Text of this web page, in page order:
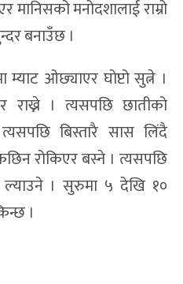
मनोदशालाई राम्रो
बनाउँछ ।
म्याट ओछ्याएर घोप्टो सुत्ने ।
राख्ने । त्यसपछि छातीको
बिस्तारै सास लिंदै
रोकिएर बस्ने । त्यसपछि
। सुरुमा ५ देखि १०
।